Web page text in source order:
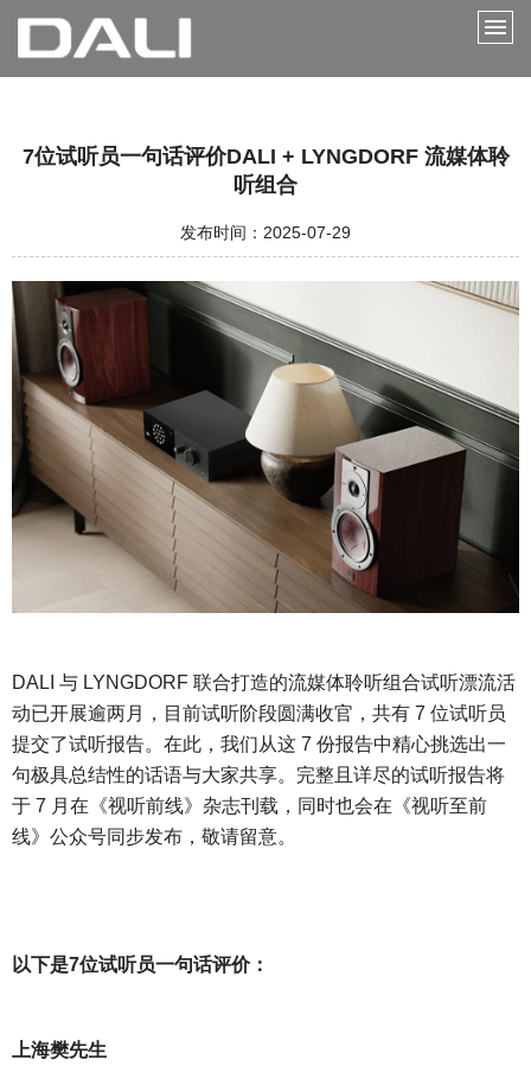
7位试听员一句话评价DALI + LYNGDORF 流媒体聆
听组合
发布时间：2025-07-29
DALI 与 LYNGDORF 联合打造的流媒体聆听组合试听漂流活
动已开展逾两月，目前试听阶段圆满收官，共有 7 位试听员
提交了试听报告。在此，我们从这 7 份报告中精心挑选出一
句极具总结性的话语与大家共享。完整且详尽的试听报告将
于 7 月在《视听前线》杂志刊载，同时也会在《视听至前
线》公众号同步发布，敬请留意。
以下是7位试听员一句话评价：
上海樊先生